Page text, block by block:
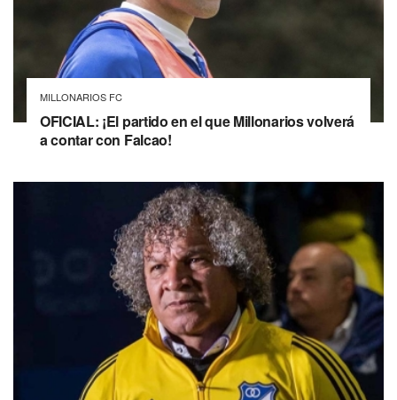
MILLONARIOS FC
OFICIAL: ¡El partido en el que Millonarios volverá
a contar con Falcao!